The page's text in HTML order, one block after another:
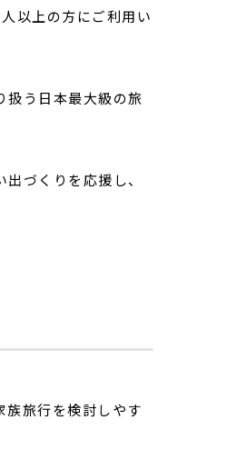
以上の方にご利用い
う日本最大級の旅
づくりを応援し、
旅行を検討しやす